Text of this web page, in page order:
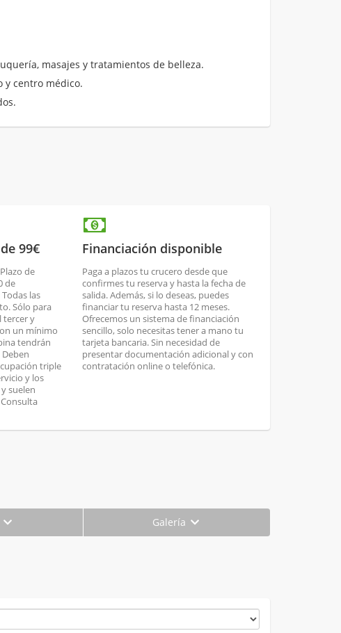
masajes y tratamientos de belleza.
y centro médico.
99€
de
de
las
Sólo para
tercer y
un mínimo
tendrán
triple
y los
suelen
Financiación disponible
Paga a plazos tu crucero desde que
confirmes tu reserva y hasta la fecha de
salida. Además, si lo deseas, puedes
financiar tu reserva hasta 12 meses.
Ofrecemos un sistema de financiación
sencillo, solo necesitas tener a mano tu
tarjeta bancaria. Sin necesidad de
presentar documentación adicional y con
contratación online o telefónica.
Galería